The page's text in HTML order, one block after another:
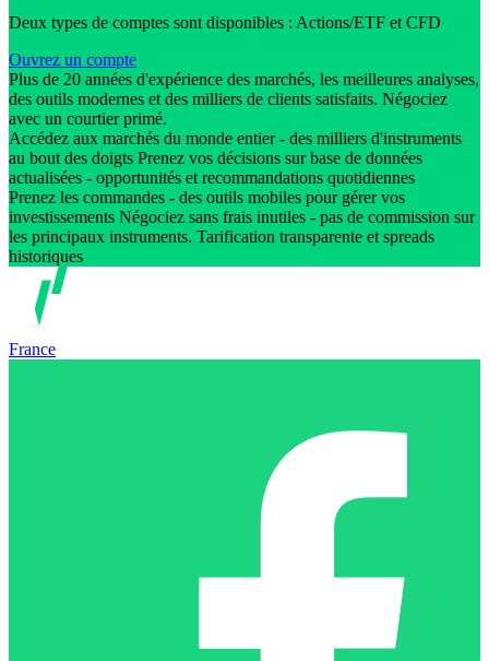
Deux types de comptes sont disponibles : Actions/ETF et CFD
Ouvrez un compte
Plus de 20 années d'expérience des marchés, les meilleures analyses,
des outils modernes et des milliers de clients satisfaits. Négociez
avec un courtier primé.
Accédez aux marchés du monde entier - des milliers d'instruments
au bout des doigts Prenez vos décisions sur base de données
actualisées - opportunités et recommandations quotidiennes
Prenez les commandes - des outils mobiles pour gérer vos
investissements Négociez sans frais inutiles - pas de commission sur
les principaux instruments. Tarification transparente et spreads
historiques
France